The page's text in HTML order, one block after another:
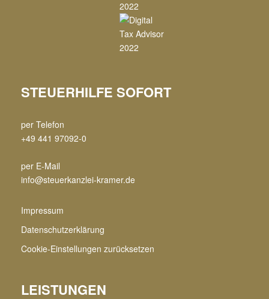
STEUERHILFE SOFORT
per Telefon
+49 441 97092-0
per E-Mail
info@steuerkanzlei-kramer.de
Impressum
Datenschutzerklärung
Cookie-Einstellungen zurücksetzen
LEISTUNGEN